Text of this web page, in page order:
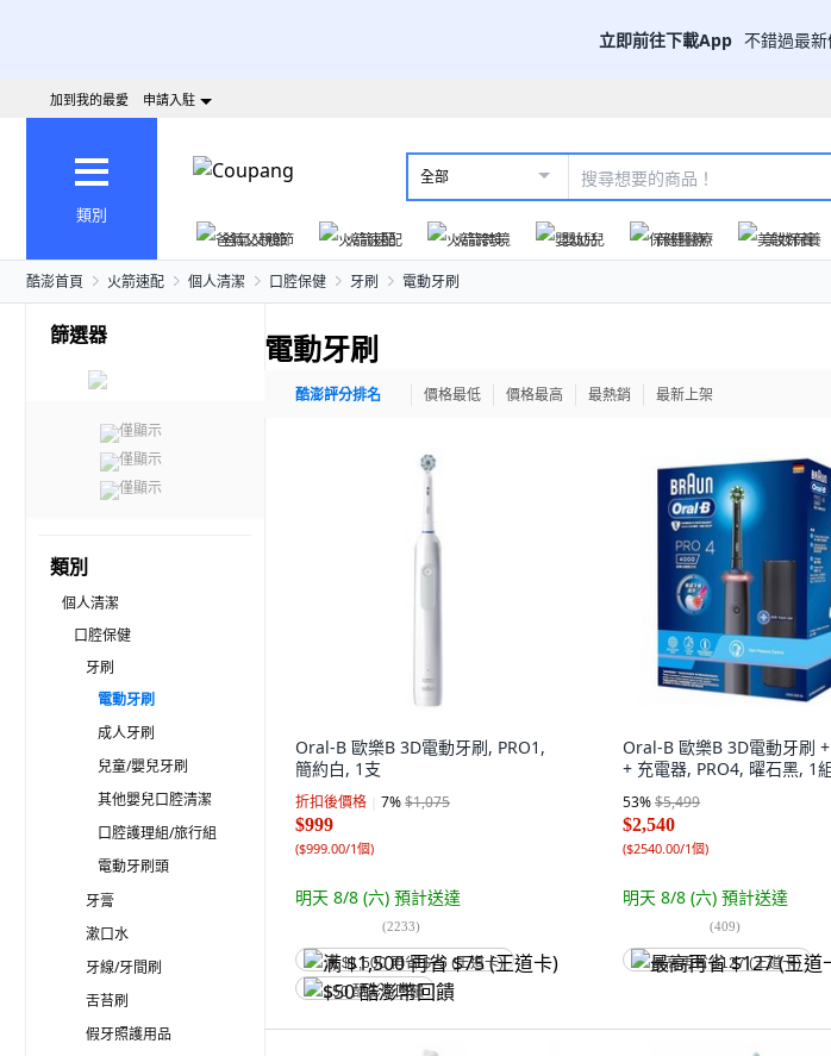
立即前往下載App 不錯過最新
加到我的最愛 申請入駐
類別
全部
爸氣父親節
火箭速配 火箭跨境 嬰幼兒 保健醫療 美妝保養
酷澎首頁 火箭速配 個人清潔 口腔保健 牙刷 電動牙刷
篩選器
僅顯示
僅顯示
僅顯示
類別
個人清潔
口腔保健
牙刷
電動牙刷
成人牙刷
兒童/嬰兒牙刷
其他嬰兒口腔清潔
口腔護理組/旅行組
電動牙刷頭
牙膏
漱口水
牙線/牙間刷
舌苔刷
假牙照護用品
電動牙刷
酷澎評分排名 價格最低 價格最高 最熱銷 最新上架
Oral-B 歐樂B 3D電動牙刷, PRO1,
簡約白, 1支
折扣後價格 7%$1,075
$999
($999.00/1個)
明天 8/8 (六) 預計送達
(2233)
满 $1,500 再省 $75 (王道卡)
$50 酷澎幣回饋
Oral-B 歐樂B 3D電動牙刷
+ 充電器, PRO4, 曜石黑, 1
53%$5,499
$2,540
($2540.00/1個)
明天 8/8 (六) 預計送達
(409)
最高再省 $127 (王道卡)